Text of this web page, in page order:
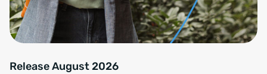
Release August 2026